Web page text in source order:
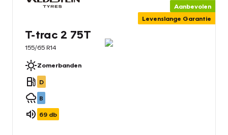
Aanbevolen
Levenslange Garantie
T-trac 2 75T
155/65 R14
Zomerbanden
D
B
69 db